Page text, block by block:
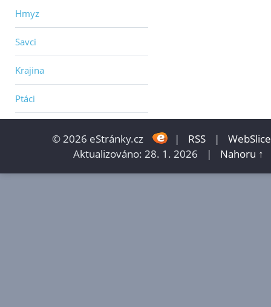
Hmyz
Savci
Krajina
Ptáci
© 2026 eStránky.cz | RSS |
WebSlice
Aktualizováno: 28. 1. 2026
| Nahoru ↑